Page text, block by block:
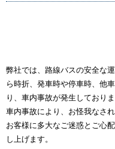
弊社では、路線バスの安全な
ら時折、発車時や停車時、他
り、車内事故が発生しておりま
車内事故により、お怪我なさ
お客様に多大なご迷惑とご心
し上げます。